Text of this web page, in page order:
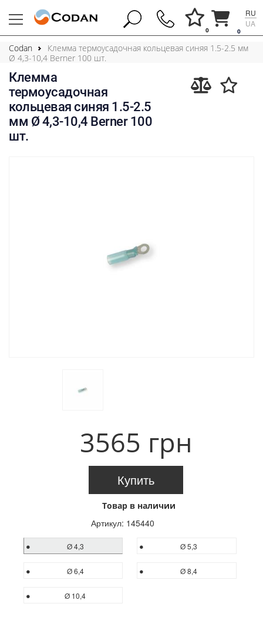
0
0
RU
UA
Codan
Клемма термоусадочная кольцевая синяя 1.5-2.5 мм
Ø 4,3-10,4 Berner 100 шт.
Клемма
термоусадочная
кольцевая синяя 1.5-2.5
мм Ø 4,3-10,4 Berner 100
шт.
3565 грн
Купить
Товар в наличии
Артикул: 145440
Ø 4,3 Ø 5,3
Ø 6,4 Ø 8,4
Ø 10,4